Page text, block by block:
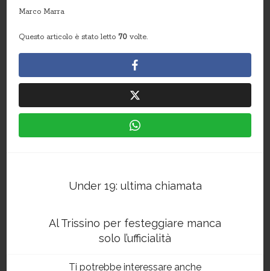
Marco Marra
Questo articolo è stato letto 70 volte.
Under 19: ultima chiamata
Al Trissino per festeggiare manca
solo l’ufficialità
Ti potrebbe interessare anche